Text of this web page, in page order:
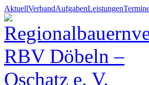
AktuellVerbandAufgabenLeistungen